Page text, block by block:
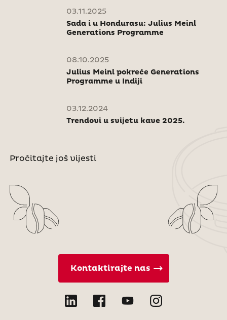
03.11.2025
Sada i u Hondurasu: Julius Meinl
Generations Programme
08.10.2025
Julius Meinl pokreće Generations
Programme u Indiji
03.12.2024
Trendovi u svijetu kave 2025.
Pročitajte još vijesti
Kontaktirajte nas